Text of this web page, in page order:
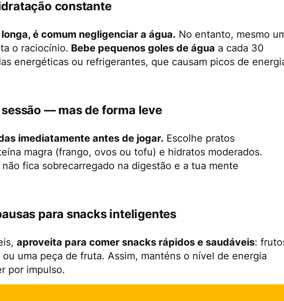
constante
é comum negligenciar a água. No entanto, mesmo
o raciocínio. Bebe pequenos goles de água a cada 30
energéticas ou refrigerantes, que causam picos de
— mas de forma leve
imediatamente antes de jogar. Escolhe pratos
magra (frango, ovos ou tofu) e hidratos moderados.
fica sobrecarregado na digestão e a tua mente
para snacks inteligentes
aproveita para comer snacks rápidos e saudáveis:
uma peça de fruta. Assim, manténs o nível de energia
por impulso.